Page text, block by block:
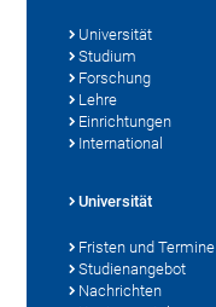
Universität
Studium
Forschung
Lehre
Einrichtungen
International
Universität
Fristen und Termine
Studienangebot
Nachrichten